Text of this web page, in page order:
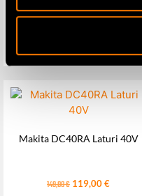
359,00€
Lisää ostoskoriin
Makita DC40RA Laturi 40V
149,00€ 119,00€